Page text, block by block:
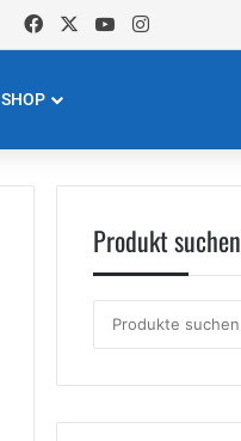
FacebookYouTubeInstagram
SHOP
Produkt suchen
nach: